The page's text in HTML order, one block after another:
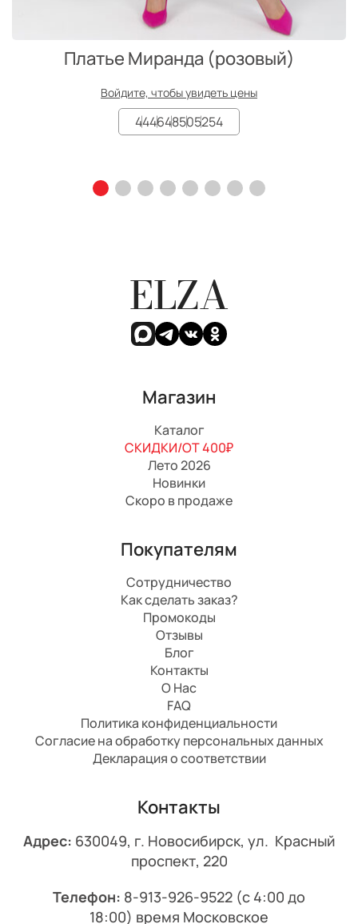
Платье Миранда (розовый)
Войдите, чтобы увидеть цены
444648505254
ELZA
Магазин
Каталог
СКИДКИ/ОТ 400₽
Лето 2026
Новинки
Скоро в продаже
Покупателям
Сотрудничество
Как сделать заказ?
Промокоды
Отзывы
Блог
Контакты
О Нас
FAQ
Политика конфиденциальности
Согласие на обработку персональных данных
Декларация о соответствии
Контакты
Адрес: 630049, г. Новосибирск, ул. Красный
проспект, 220
Телефон: 8-913-926-9522 (с 4:00 до
18:00) время Московское